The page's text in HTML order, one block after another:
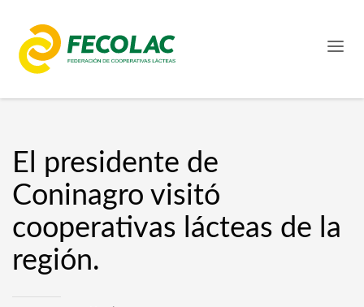
El presidente de
Coninagro visitó
cooperativas lácteas de la
región.